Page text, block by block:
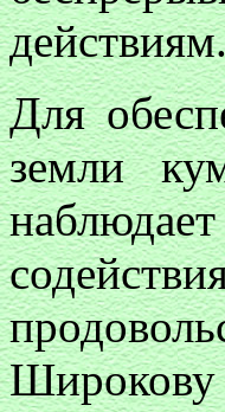
Для
земли